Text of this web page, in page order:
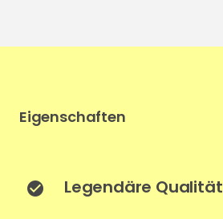
Eigenschaften
Legendäre Qualität